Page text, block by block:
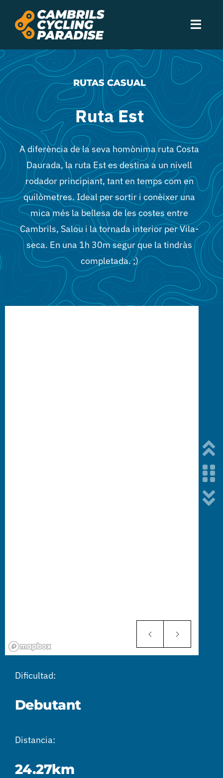
content
Experiències
Allotjament
Serveis
Rutes
Esdeveniments
Cambrils
Grups
RUTAS CASUAL
Ruta Est
A diferència de la seva homònima ruta Costa
Daurada, la ruta Est es destina a un nivell
rodador principiant, tant en temps com en
quilòmetres. Ideal per sortir i conèixer una
mica més la bellesa de les costes entre
Cambrils, Salou i la tornada interior per Vila-
seca. En una 1h 30m segur que la tindràs
completada. ;)
Dificultad:
Debutant
Distancia:
24.27km